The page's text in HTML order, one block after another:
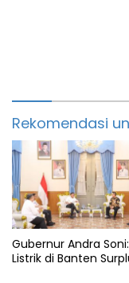
Rekomendasi
Gubernur Andra
Listrik di Banten